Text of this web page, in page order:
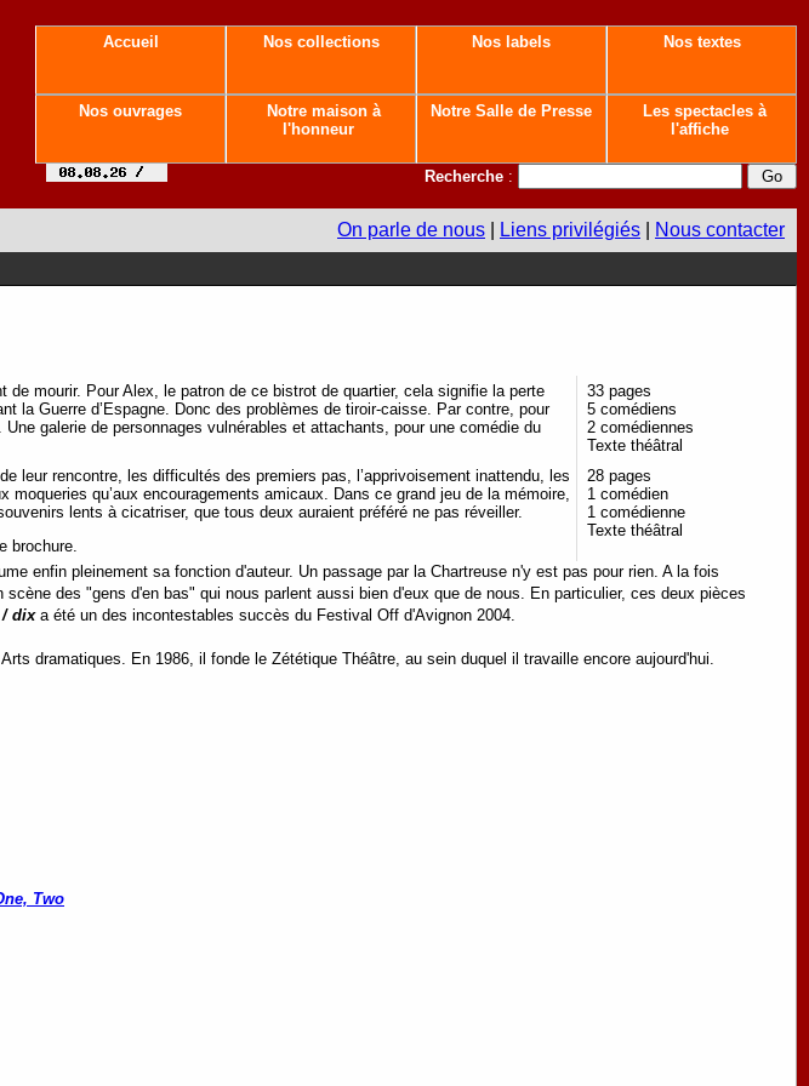
Accueil Nos collections Nos labels Nos textes
Nos ouvrages
Notre maison à
l'honneur
Notre Salle de Presse
Les spectacles à
l'affiche
Recherche :
On parle de nous Liens privilégiés Nous contacter
de mourir. Pour Alex, le patron de ce bistrot de quartier, cela signifie la perte
la Guerre d’Espagne. Donc des problèmes de tiroir-caisse. Par contre, pour
galerie de personnages vulnérables et attachants, pour une comédie du
33 pages
5 comédiens
2 comédiennes
Texte théâtral
leur rencontre, les difficultés des premiers pas, l’apprivoisement inattendu, les
qu’aux encouragements amicaux. Dans ce grand jeu de la mémoire,
lents à cicatriser, que tous deux auraient préféré ne pas réveiller.
brochure.
28 pages
1 comédien
1 comédienne
Texte théâtral
enfin pleinement sa fonction d'auteur. Un passage par la Chartreuse n'y est pas pour rien. A la fois
des "gens d'en bas" qui nous parlent aussi bien d'eux que de nous. En particulier, ces deux pièces
/ dixa été un des incontestables succès du Festival Off d'Avignon 2004.
dramatiques. En 1986, il fonde le Zététique Théâtre, au sein duquel il travaille encore aujourd'hui.
Two